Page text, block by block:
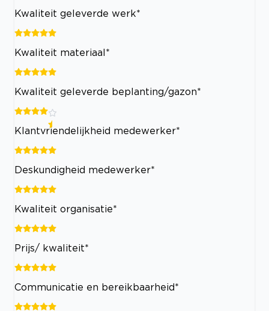
Kwaliteit geleverde werk*
Kwaliteit materiaal*
Kwaliteit geleverde beplanting/gazon*
Klantvriendelijkheid medewerker*
Deskundigheid medewerker*
Kwaliteit organisatie*
Prijs/ kwaliteit*
Communicatie en bereikbaarheid*